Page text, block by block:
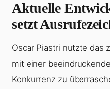
Aktuelle
setzt
Oscar Piastri nutzte das
mit einer
Konkurrenz zu